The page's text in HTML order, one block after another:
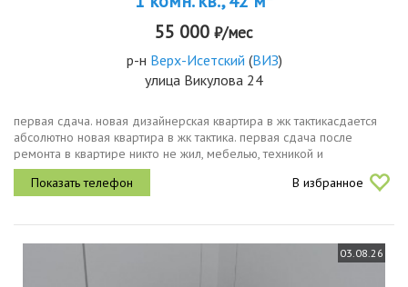
55 000 ₽/мес
р-н Верх-Исетский (ВИЗ)
улица Викулова 24
первая сдача. новая дизайнерская квартира в жк тактикасдается
абсолютно новая квартира в жк тактика. первая сдача после
ремонта в квартире никто не жил, мебелью, техникой и
сантехникой не пользовались.интерьер выполнен по
индивидуальному...
В избранное
03.08.26